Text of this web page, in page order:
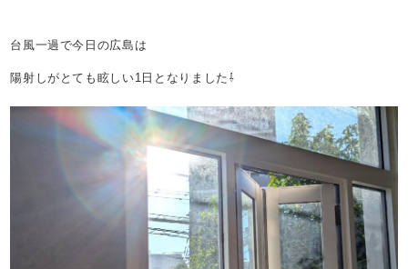
台風一過で今日の広島は
陽射しがとても眩しい1日となりました⇩